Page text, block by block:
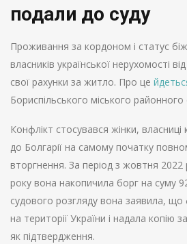
подали до суду
Проживання за кордоном і статус
власників української нерухомості
свої рахунки за житло. Про це
Бориспільського міського районного
Конфлікт стосувався жінки, власниці
до Болгарії на самому початку
вторгнення. За період з жовтня
року вона накопичила борг на суму
судового розгляду вона заявила, що
на території України і надала копію
як підтвердження.